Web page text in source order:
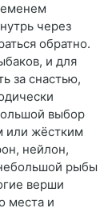
через
обратно.
и для
за снастью,
выбор
или жёстким
нейлон,
рыбы
верши
места и